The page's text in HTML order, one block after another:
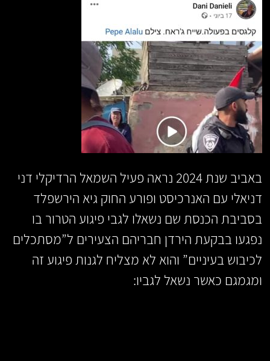
באביב שנת 2024 נראה פעיל השמאל הרדיקלי דני
דניאלי עם האנרכיסט ופורע החוק גיא הירשפלד
בסביבת הכנסת שם נשאלו לגבי פיגוע הטרור בו
נפגעו בבקעת הירדן חבריהם הצעירים ל”מסתכלים
לכיבוש בעיניים” והוא לא מצליח לגנות פיגוע זה
ומגמגם כאשר נשאל לגביו: